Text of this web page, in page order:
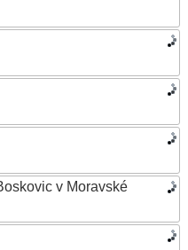
v Moravské